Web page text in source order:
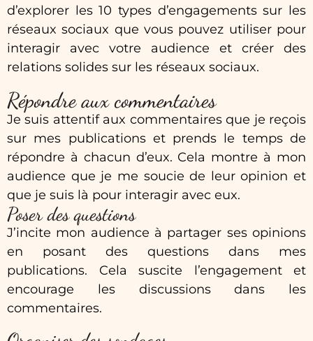
d’explorer les 10 types d’engagements sur les
réseaux sociaux que vous pouvez utiliser pour
interagir avec votre audience et créer des
relations solides sur les réseaux sociaux.
Répondre aux commentaires
Je suis attentif aux commentaires que je reçois
sur mes publications et prends le temps de
répondre à chacun d’eux. Cela montre à mon
audience que je me soucie de leur opinion et
que je suis là pour interagir avec eux.
Poser des questions
J’incite mon audience à partager ses opinions
en posant des questions dans mes
publications. Cela suscite l’engagement et
encourage les discussions dans les
commentaires.